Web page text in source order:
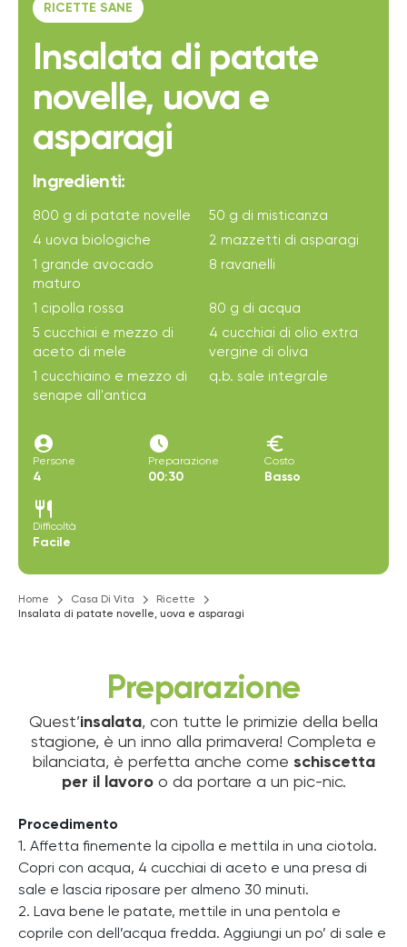
RICETTE SANE
Insalata di patate
novelle, uova e
asparagi
Ingredienti:
800 g di patate novelle
50 g di misticanza
4 uova biologiche
2 mazzetti di asparagi
1 grande avocado
maturo
8 ravanelli
1 cipolla rossa
80 g di acqua
5 cucchiai e mezzo di
aceto di mele
4 cucchiai di olio extra
vergine di oliva
1 cucchiaino e mezzo di
senape all'antica
q.b. sale integrale
account_circle
Persone
4
access_time_filled
Preparazione
00:30
euro
Costo
Basso
restaurant
Difficoltà
Facile
Home Casa Di Vita
Ricette
Insalata di patate novelle, uova e asparagi
Preparazione
Quest’insalata, con tutte le primizie della bella
stagione, è un inno alla primavera! Completa e
bilanciata, è perfetta anche come schiscetta
per il lavoroo da portare a un pic-nic.
Procedimento
1. Affetta finemente la cipolla e mettila in una ciotola.
Copri con acqua, 4 cucchiai di aceto e una presa di
sale e lascia riposare per almeno 30 minuti.
2. Lava bene le patate, mettile in una pentola e
coprile con dell’acqua fredda. Aggiungi un po’ di sale e